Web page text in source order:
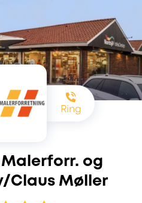
Ring
Malerforr. og
Claus Møller